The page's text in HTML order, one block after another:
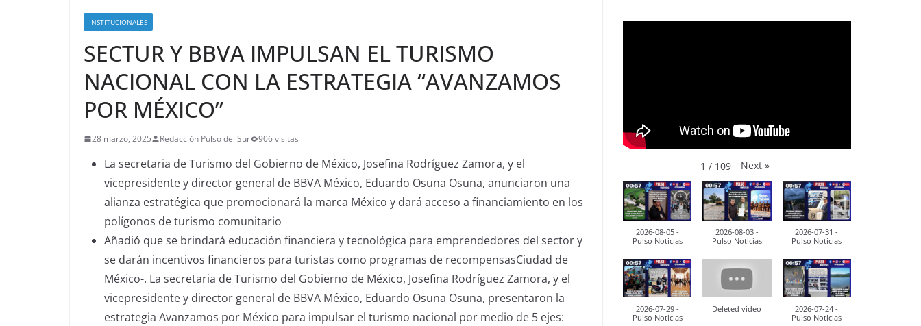
INSTITUCIONALES
SECTUR Y BBVA IMPULSAN EL TURISMO
NACIONAL CON LA ESTRATEGIA “AVANZAMOS
POR MÉXICO”
28 marzo, 2025 Redacción Pulso del Sur 906 visitas
La secretaria de Turismo del Gobierno de México, Josefina Rodríguez Zamora, y el
vicepresidente y director general de BBVA México, Eduardo Osuna Osuna, anunciaron una
alianza estratégica que promocionará la marca México y dará acceso a financiamiento en los
polígonos de turismo comunitario
Añadió que se brindará educación financiera y tecnológica para emprendedores del sector y
se darán incentivos financieros para turistas como programas de recompensasCiudad de
México-. La secretaria de Turismo del Gobierno de México, Josefina Rodríguez Zamora, y el
vicepresidente y director general de BBVA México, Eduardo Osuna Osuna, presentaron la
estrategia Avanzamos por México para impulsar el turismo nacional por medio de 5 ejes:
1 / 109 Next »
2026-08-05 -
Pulso Noticias
2026-08-03 -
Pulso Noticias
2026-07-31 -
Pulso Noticias
2026-07-29 -
Pulso Noticias
Deleted video
2026-07-24 -
Pulso Noticias